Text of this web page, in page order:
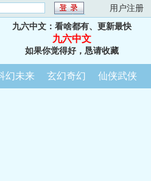
用户注册
九六中文：看啥都有、更新最快
九六中文
如果你觉得好，恳请收藏
幻未来 玄幻奇幻 仙侠武侠